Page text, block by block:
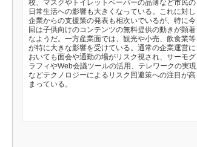
校、マスクやトイレットペーパーの品薄など市民の
日常生活への影響も大きくなっている。これに対し
企業からの支援策の発表も相次いでいるが、特に今
回は子供向けのコンテンツの無料提供の動きが顕著
なようだ。一方産業面では、観光や小売、飲食業等
が特に大きな影響を受けている。通常の企業運営に
おいても面会や通勤の場がリスク視され、サーモグ
ラフィやWeb会議ツールの活用、テレワークの実現
などテクノロジーによるリスク回避策への注目が高
まっている。